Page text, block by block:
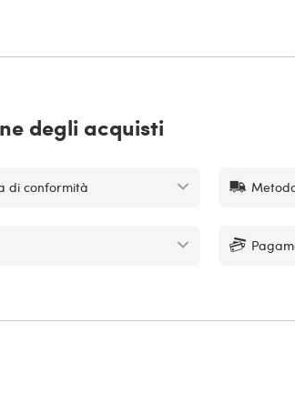
degli acquisti
di conformità